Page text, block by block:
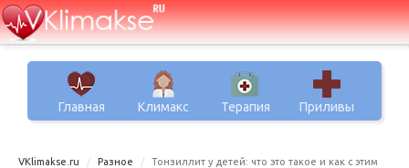
Главная Климакс Терапия Приливы
VKlimakse.ru Разное
Тонзиллит у детей: что это такое и как с этим